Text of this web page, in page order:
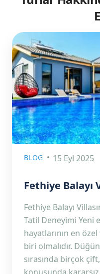
BLOG 15 Eyl 2025
Fethiye Balayı
Fethiye Balayı
Tatil Deneyimi Yeni
hayatlarının en
biri olmalıdır.
sırasında birçok